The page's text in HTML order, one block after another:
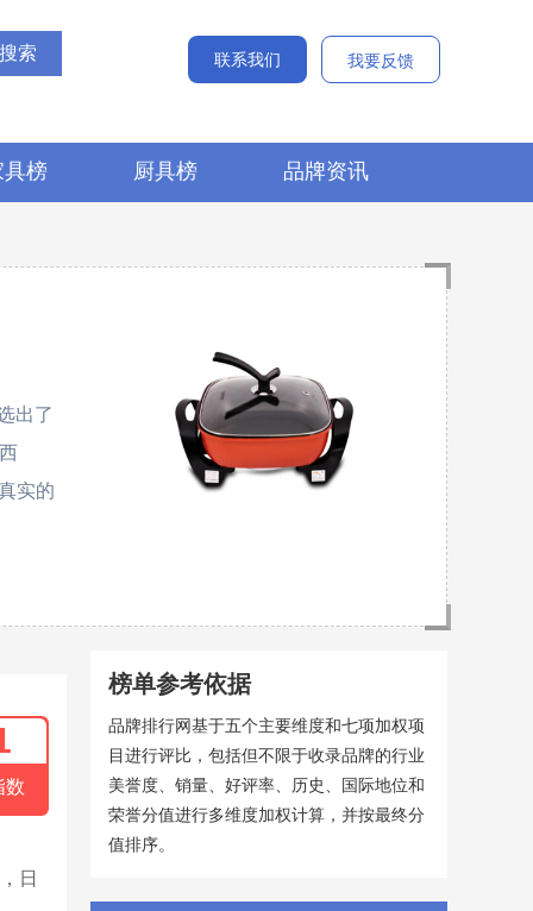
联系我们
我要反馈
具榜 厨具榜 品牌资讯
出了
实的
数
日
榜单参考依据
品牌排行网基于五个主要维度和七项加权项
目进行评比，包括但不限于收录品牌的行业
美誉度、销量、好评率、历史、国际地位和
荣誉分值进行多维度加权计算，并按最终分
值排序。